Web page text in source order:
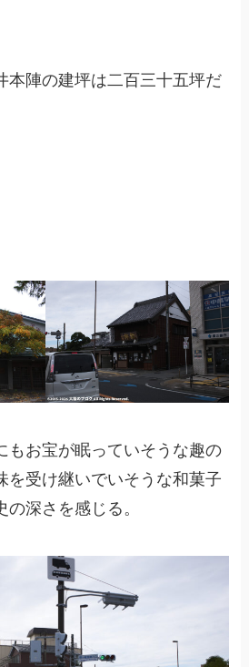
本陣の建坪は二百三十五坪だ
もお宝が眠っていそうな趣の
を受け継いでいそうな和菓子
深さを感じる。